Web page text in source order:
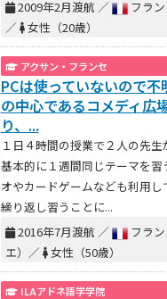
2009年2月渡航 ／
フラン
／ 女性（20歳）
アクサン・フランセ
PCは使っていないので
の中心であるコメディ広
り、...
１日４時間の授業で２人の先生
基本的に１週間同じテーマを
オやカードゲームなども利用し
繰り返し習うことに...
2016年7月渡航 ／
フラン
エ）／ 女性（50歳）
ILAアドネ語学学院